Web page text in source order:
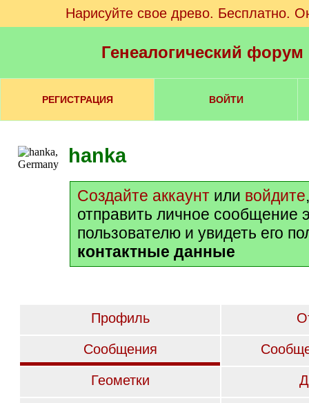
Нарисуйте свое древо. Бесплатно.
Генеалогический
РЕГИСТРАЦИЯ ВОЙТИ
hanka
Создайте аккаунт или войдите
отправить личное сообщение
пользователю и увидеть его
контактные данные
Профиль
Сообщения
Геометки